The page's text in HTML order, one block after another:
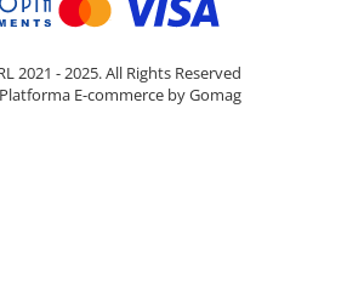
2021 - 2025. All Rights Reserved
Platforma E-commerce by Gomag